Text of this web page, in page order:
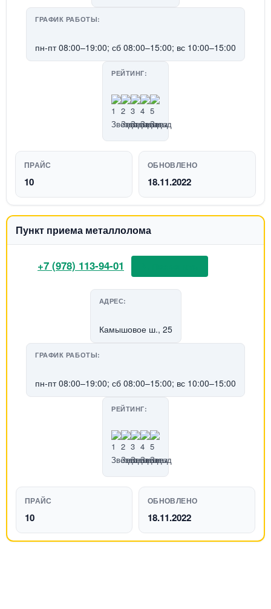
ГРАФИК РАБОТЫ:
пн-пт 08:00–19:00; сб 08:00–15:00; вс 10:00–15:00
РЕЙТИНГ:
ПРАЙС
10
ОБНОВЛЕНО
18.11.2022
Пункт приема металлолома
+7 (978) 113-94-01
АДРЕС:
Камышовое ш., 25
ГРАФИК РАБОТЫ:
пн-пт 08:00–19:00; сб 08:00–15:00; вс 10:00–15:00
РЕЙТИНГ:
ПРАЙС
10
ОБНОВЛЕНО
18.11.2022